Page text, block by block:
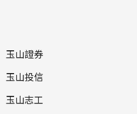
玉山證券
玉山投信
玉山志工